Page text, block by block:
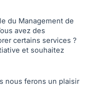
du Management de
avez des
certains services ?
et souhaitez
nous ferons un plaisir